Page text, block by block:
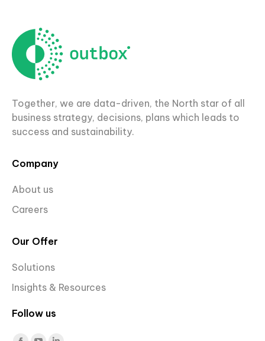
Together, we are data-driven, the North star of all
business strategy, decisions, plans which leads to
success and sustainability.
Company
About us
Careers
Our Offer
Solutions
Insights & Resources
Follow us